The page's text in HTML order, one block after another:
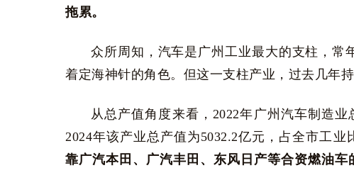
拖累。
众所周知，汽车是广州工业最大的支柱，常
着定海神针的角色。但这一支柱产业，过去几年
从总产值角度来看，2022年广州汽车制造业
2024年该产业总产值为5032.2亿元，占全市工业
靠广汽本田、广汽丰田、东风日产等合资燃油